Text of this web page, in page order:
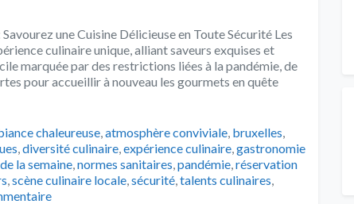
une Cuisine Délicieuse en Toute Sécurité Les
culinaire unique, alliant saveurs exquises et
marquée par des restrictions liées à la pandémie, de
pour accueillir à nouveau les gourmets en quête
chaleureuse,atmosphère conviviale, bruxelles,
,diversité culinaire,expérience culinaire,gastronomie
la semaine,normes sanitaires,pandémie,réservation
,scène culinaire locale,sécurité,talents culinaires,